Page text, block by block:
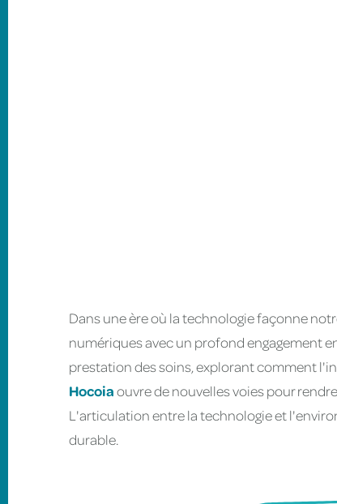
Dans une ère où la technologie façonne
numériques avec un profond engagement
prestation des soins, explorant comment
Hocoiaouvre de nouvelles voies pour
L'articulation entre la technologie et
durable.